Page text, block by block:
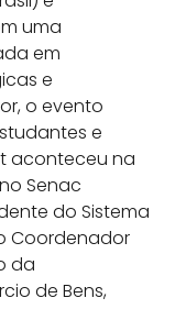
uma
em
e
o evento
e
aconteceu na
Senac
do Sistema
Coordenador
da
de Bens,